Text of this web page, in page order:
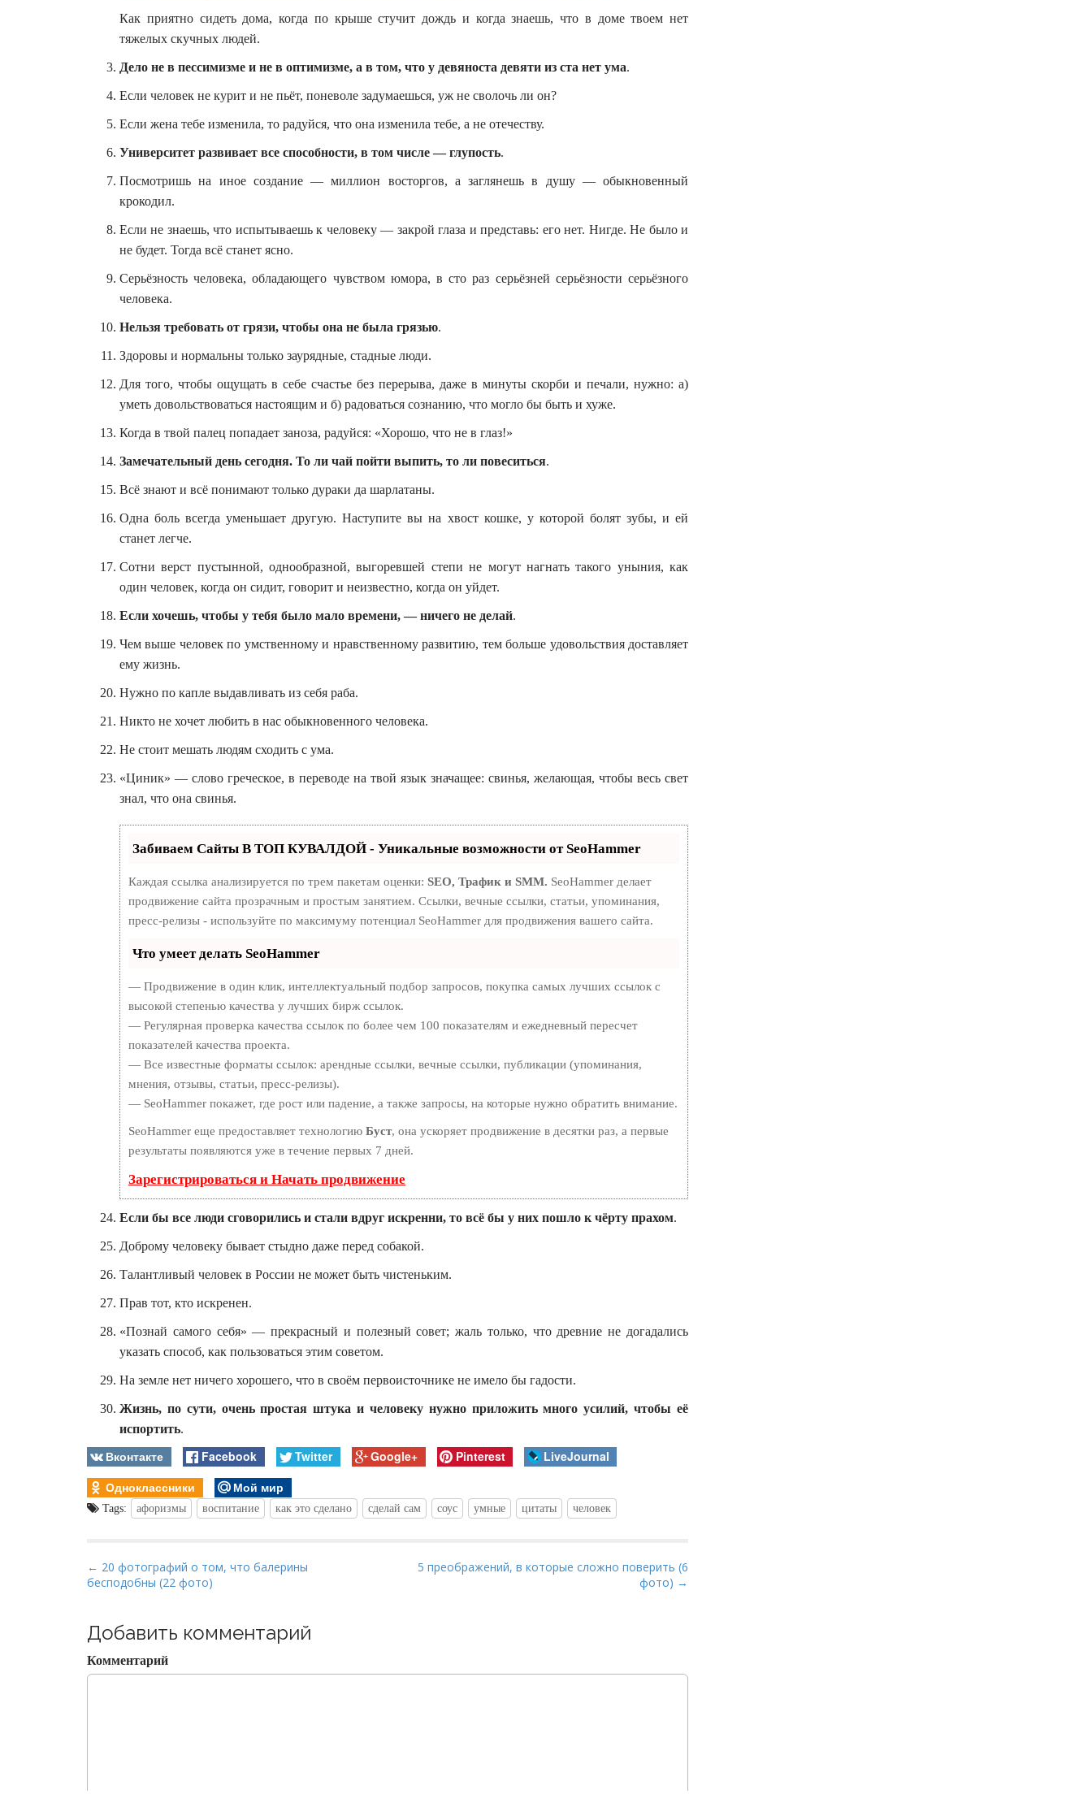
Как приятно сидеть дома, когда по крыше стучит дождь и когда знаешь, что в доме твоем нет
тяжелых скучных людей.
Дело не в пессимизме и не в оптимизме, а в том, что у девяноста девяти из ста нет ума.
Если человек не курит и не пьёт, поневоле задумаешься, уж не сволочь ли он?
Если жена тебе изменила, то радуйся, что она изменила тебе, а не отечеству.
Университет развивает все способности, в том числе — глупость.
Посмотришь на иное создание — миллион восторгов, а заглянешь в душу — обыкновенный
крокодил.
Если не знаешь, что испытываешь к человеку — закрой глаза и представь: его нет. Нигде. Не было и
не будет. Тогда всё станет ясно.
Серьёзность человека, обладающего чувством юмора, в сто раз серьёзней серьёзности серьёзного
человека.
Нельзя требовать от грязи, чтобы она не была грязью.
Здоровы и нормальны только заурядные, стадные люди.
Для того, чтобы ощущать в себе счастье без перерыва, даже в минуты скорби и печали, нужно: а)
уметь довольствоваться настоящим и б) радоваться сознанию, что могло бы быть и хуже.
Когда в твой палец попадает заноза, радуйся: «Хорошо, что не в глаз!»
Замечательный день сегодня. То ли чай пойти выпить, то ли повеситься.
Всё знают и всё понимают только дураки да шарлатаны.
Одна боль всегда уменьшает другую. Наступите вы на хвост кошке, у которой болят зубы, и ей
станет легче.
Сотни верст пустынной, однообразной, выгоревшей степи не могут нагнать такого уныния, как
один человек, когда он сидит, говорит и неизвестно, когда он уйдет.
Если хочешь, чтобы у тебя было мало времени, — ничего не делай.
Чем выше человек по умственному и нравственному развитию, тем больше удовольствия доставляет
ему жизнь.
Нужно по капле выдавливать из себя раба.
Никто не хочет любить в нас обыкновенного человека.
Не стоит мешать людям сходить с ума.
«Циник» — слово греческое, в переводе на твой язык значащее: свинья, желающая, чтобы весь свет
знал, что она свинья.
Забиваем Сайты В ТОП КУВАЛДОЙ - Уникальные возможности от SeoHammer
Каждая ссылка анализируется по трем пакетам оценки: SEO, Трафик и SMM. SeoHammer делает
продвижение сайта прозрачным и простым занятием. Ссылки, вечные ссылки, статьи, упоминания,
пресс-релизы - используйте по максимуму потенциал SeoHammer для продвижения вашего сайта.
Что умеет делать SeoHammer
— Продвижение в один клик, интеллектуальный подбор запросов, покупка самых лучших ссылок с
высокой степенью качества у лучших бирж ссылок.
— Регулярная проверка качества ссылок по более чем 100 показателям и ежедневный пересчет
показателей качества проекта.
— Все известные форматы ссылок: арендные ссылки, вечные ссылки, публикации (упоминания,
мнения, отзывы, статьи, пресс-релизы).
— SeoHammer покажет, где рост или падение, а также запросы, на которые нужно обратить внимание.
SeoHammer еще предоставляет технологию Буст, она ускоряет продвижение в десятки раз, а первые
результаты появляются уже в течение первых 7 дней.
Зарегистрироваться и Начать продвижение
Если бы все люди сговорились и стали вдруг искренни, то всё бы у них пошло к чёрту прахом.
Доброму человеку бывает стыдно даже перед собакой.
Талантливый человек в России не может быть чистеньким.
Прав тот, кто искренен.
«Познай самого себя» — прекрасный и полезный совет; жаль только, что древние не догадались
указать способ, как пользоваться этим советом.
На земле нет ничего хорошего, что в своём первоисточнике не имело бы гадости.
Жизнь, по сути, очень простая штука и человеку нужно приложить много усилий, чтобы её
испортить.
Вконтакте Facebook Twitter Google+ Pinterest
LiveJournal
Одноклассники
Мой мир
Tags: афоризмы воспитание как это сделано сделай сам соус умные цитаты человек
P
o
t
n
a
← 20 фотографий о том, что балерины
бесподобны (22 фото)
5 преображений, в которые сложно поверить (6
фото) →
Добавить комментарий
Комментарий